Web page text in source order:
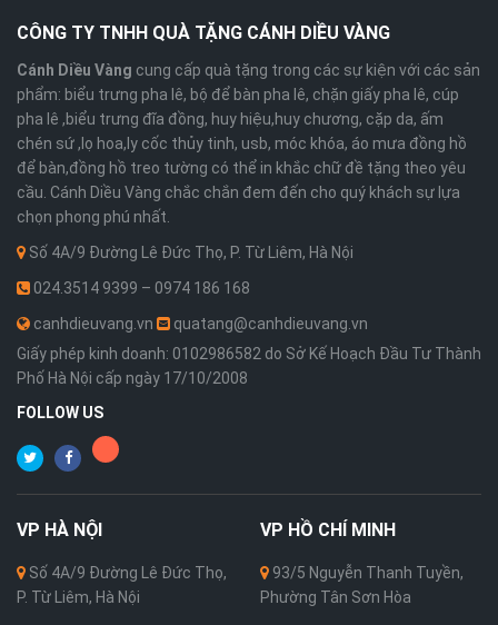
CÔNG TY TNHH QUÀ TẶNG CÁNH DIỀU VÀNG
Cánh Diều Vàng cung cấp quà tặng trong các sự kiện với các sản
phẩm: biểu trưng pha lê, bộ để bàn pha lê, chặn giấy pha lê, cúp
pha lê ,biểu trưng đĩa đồng, huy hiệu,huy chương, cặp da, ấm
chén sứ ,lọ hoa,ly cốc thủy tinh, usb, móc khóa, áo mưa đồng hồ
để bàn,đồng hồ treo tường có thể in khắc chữ đề tặng theo yêu
cầu. Cánh Diều Vàng chắc chắn đem đến cho quý khách sự lựa
chọn phong phú nhất.
Số 4A/9 Đường Lê Đức Thọ, P. Từ Liêm, Hà Nội
024.3514 9399 – 0974 186 168
canhdieuvang.vn
quatang@canhdieuvang.vn
Giấy phép kinh doanh: 0102986582 do Sở Kế Hoạch Đầu Tư Thành
Phố Hà Nội cấp ngày 17/10/2008
FOLLOW US
VP HÀ NỘI
Số 4A/9 Đường Lê Đức Thọ,
P. Từ Liêm, Hà Nội
VP HỒ CHÍ MINH
93/5 Nguyễn Thanh Tuyền,
Phường Tân Sơn Hòa